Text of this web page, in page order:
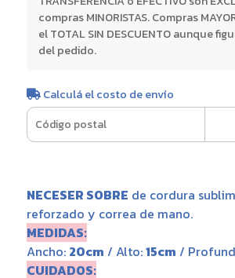
compras MINORISTAS. Compras
el TOTAL SIN DESCUENTO aunque
del pedido.
Calculá el costo de envío
NECESER SOBRE de cordura
reforzado y correa de mano.
MEDIDAS:
Ancho: 20cm / Alto:15cm /
CUIDADOS: